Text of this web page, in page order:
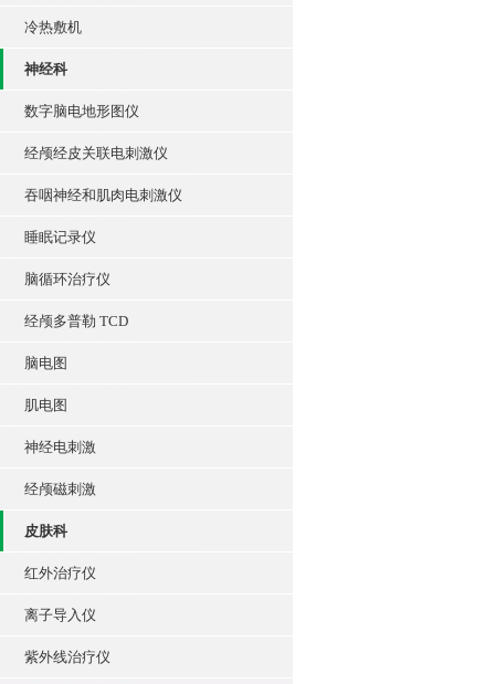
冷热敷机
神经科
数字脑电地形图仪
经颅经皮关联电刺激仪
吞咽神经和肌肉电刺激仪
睡眠记录仪
脑循环治疗仪
经颅多普勒 TCD
脑电图
肌电图
神经电刺激
经颅磁刺激
皮肤科
红外治疗仪
离子导入仪
紫外线治疗仪